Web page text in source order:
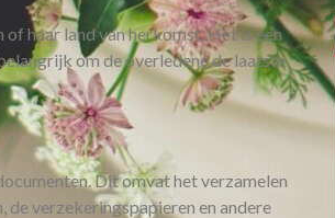
haar land van herkomst. Het is een
om de overledene de laatste
Dit omvat het verzamelen
de verzekeringspapieren en andere